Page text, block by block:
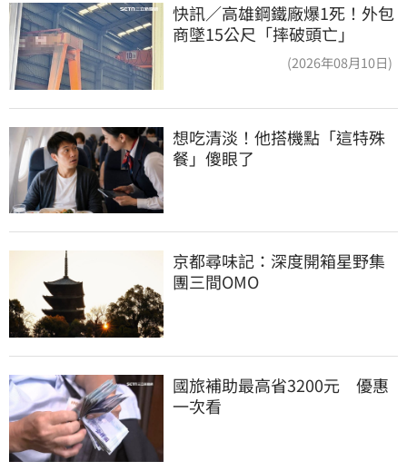
快訊／高雄鋼鐵廠爆1死！外包
商墜15公尺「摔破頭亡」
(2026年08月10日)
想吃清淡！他搭機點「這特殊
餐」傻眼了
京都尋味記：深度開箱星野集
團三間OMO
國旅補助最高省3200元　優惠
一次看